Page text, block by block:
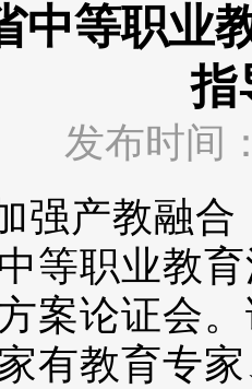
中等职业
指
发布时间
强产教融
等职业教
案论证会
有教育专